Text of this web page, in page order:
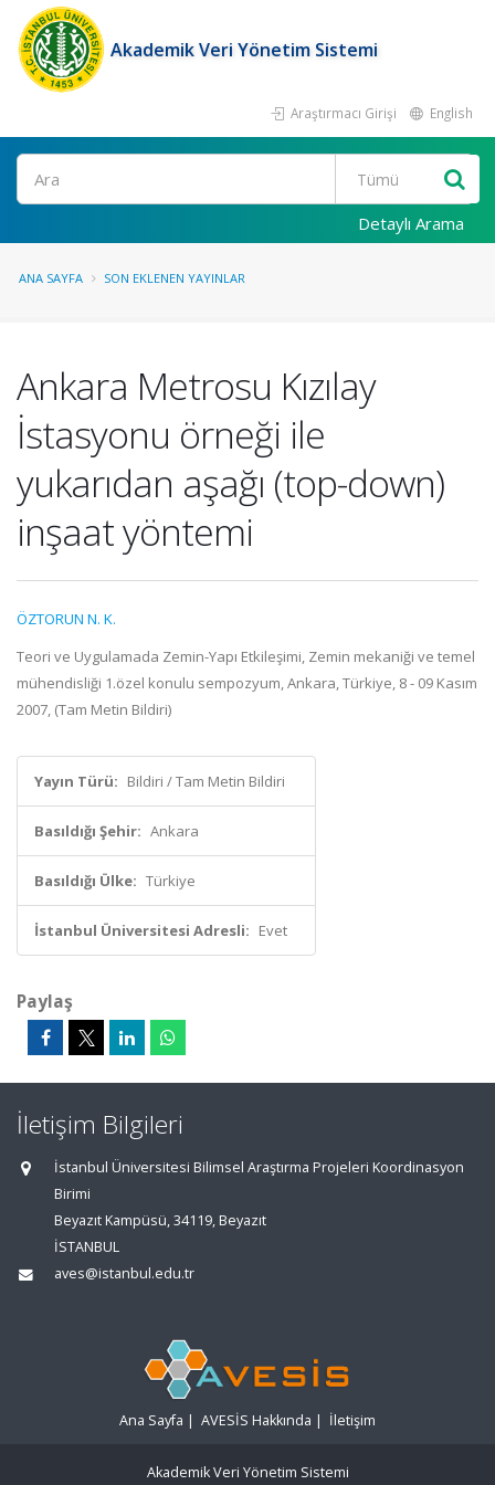
Akademik Veri Yönetim Sistemi
Araştırmacı Girişi English
Ara
Detaylı Arama
ANA SAYFA SON EKLENEN YAYINLAR
Ankara Metrosu Kızılay
İstasyonu örneği ile
yukarıdan aşağı (top-down)
inşaat yöntemi
ÖZTORUN N. K.
Teori ve Uygulamada Zemin-Yapı Etkileşimi, Zemin mekaniği ve temel
mühendisliği 1.özel konulu sempozyum, Ankara, Türkiye, 8 - 09 Kasım
2007, (Tam Metin Bildiri)
Yayın Türü: Bildiri / Tam Metin Bildiri
Basıldığı Şehir: Ankara
Basıldığı Ülke: Türkiye
İstanbul Üniversitesi Adresli: Evet
Paylaş
İletişim Bilgileri
İstanbul Üniversitesi Bilimsel Araştırma Projeleri Koordinasyon
Birimi
Beyazıt Kampüsü, 34119, Beyazıt
İSTANBUL
aves@istanbul.edu.tr
Ana Sayfa | AVESİS Hakkında | İletişim
Akademik Veri Yönetim Sistemi